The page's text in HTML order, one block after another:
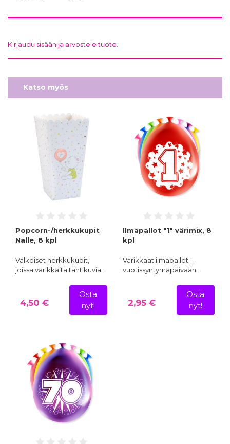
Kirjaudu sisään ja arvostele tuote.
Katso myös
Popcorn-/herkkukupit
Nalle, 8 kpl
Valkoiset herkkukupit,
joissa värikkäitä tähtikuvia…
4,50 €
Osta
nyt!
Ilmapallot "1" värimix, 8
kpl
Värikkäät ilmapallot 1-
vuotissyntymäpäivään…
2,95 €
Osta
nyt!